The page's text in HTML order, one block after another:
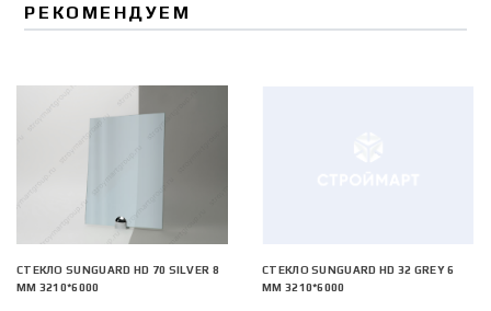
РЕКОМЕНДУЕМ
СТЕКЛО SUNGUARD HD 70 SILVER 8
ММ 3210*6000
СТЕКЛО SUNGUARD HD 32 GREY 6
ММ 3210*6000